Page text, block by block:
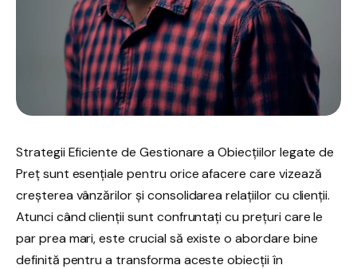
Strategii Eficiente de Gestionare a Obiecțiilor legate de
Preț sunt esențiale pentru orice afacere care vizează
creșterea vânzărilor și consolidarea relațiilor cu clienții.
Atunci când clienții sunt confruntați cu prețuri care le
par prea mari, este crucial să existe o abordare bine
definită pentru a transforma aceste obiecții în